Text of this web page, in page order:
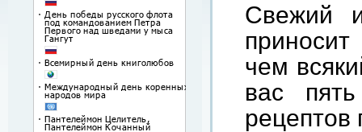
Свежий
чем
вас
рецептов